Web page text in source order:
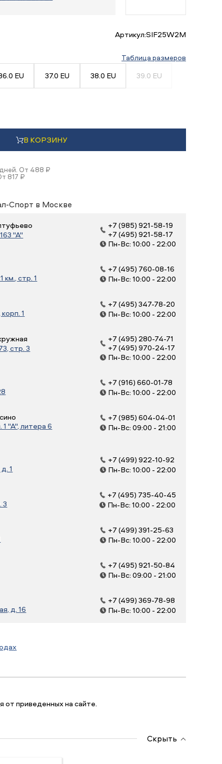
Артикул:SIF25W2M
Таблица размеров
EU 37.0 EU 38.0 EU 39.0 EU
В КОРЗИНУ
От 488 ₽
817 ₽
Спорт в Москве
"А"
+7 (985) 921-58-19
+7 (495) 921-58-17
Пн-Вс: 10:00 - 22:00
стр. 1
+7 (495) 760-08-16
Пн-Вс: 10:00 - 22:00
1
+7 (495) 347-78-20
Пн-Вс: 10:00 - 22:00
стр. 3
+7 (495) 280-74-71
+7 (495) 970-24-17
Пн-Вс: 10:00 - 22:00
+7 (916) 660-01-78
Пн-Вс: 10:00 - 22:00
"А", литера 6
+7 (985) 604-04-01
Пн-Вс: 09:00 - 21:00
1
+7 (499) 922-10-92
Пн-Вс: 10:00 - 22:00
3
+7 (495) 735-40-45
Пн-Вс: 10:00 - 22:00
+7 (499) 391-25-63
Пн-Вс: 10:00 - 22:00
+7 (495) 921-50-84
Пн-Вс: 09:00 - 21:00
д. 16
+7 (499) 369-78-98
Пн-Вс: 10:00 - 22:00
от приведенных на сайте.
Скрыть